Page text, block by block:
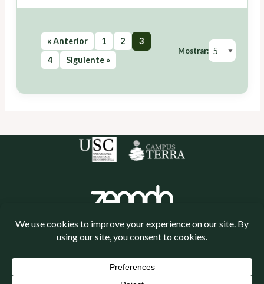
« Anterior 1 2
3
4
Siguiente »
Mostrar:
Política de privacidade